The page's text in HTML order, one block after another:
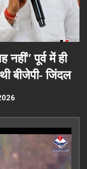
नहीं” पूर्व में ही
बीजेपी- जिंदल